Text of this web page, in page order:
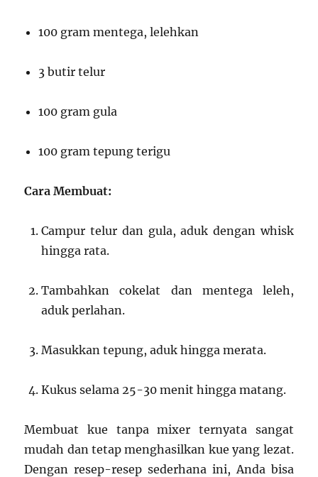
100 gram mentega, lelehkan
3 butir telur
100 gram gula
100 gram tepung terigu
Cara Membuat:
Campur telur dan gula, aduk dengan whisk
hingga rata.
Tambahkan cokelat dan mentega leleh,
aduk perlahan.
Masukkan tepung, aduk hingga merata.
Kukus selama 25-30 menit hingga matang.
Membuat kue tanpa mixer ternyata sangat
mudah dan tetap menghasilkan kue yang lezat.
Dengan resep-resep sederhana ini, Anda bisa